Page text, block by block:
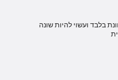
בלבד ועשוי להיות שונה